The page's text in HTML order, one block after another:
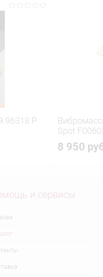
96318 P
Spot
8 950
и сервисы